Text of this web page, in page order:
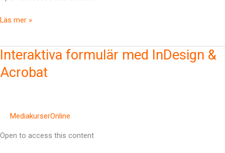
Läs mer »
Interaktiva formulär med InDesign &
Acrobat
MediakurserOnline
Open to access this content
Interaktiva
med